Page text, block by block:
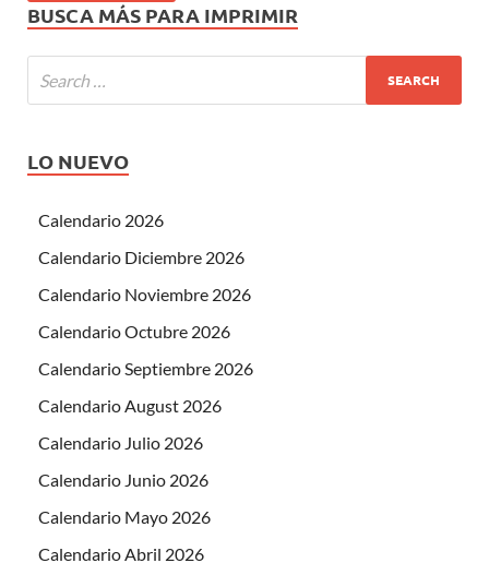
BUSCA MÁS PARA IMPRIMIR
LO NUEVO
Calendario 2026
Calendario Diciembre 2026
Calendario Noviembre 2026
Calendario Octubre 2026
Calendario Septiembre 2026
Calendario August 2026
Calendario Julio 2026
Calendario Junio 2026
Calendario Mayo 2026
Calendario Abril 2026